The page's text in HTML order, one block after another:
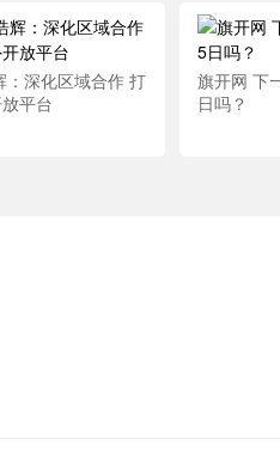
：深化区域合作 打
平台
旗开网 下
日吗？
沪深300